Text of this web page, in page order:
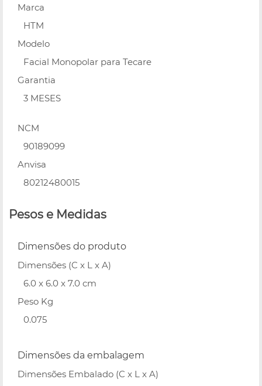
Marca
HTM
Modelo
Facial Monopolar para Tecare
Garantia
3 MESES
NCM
90189099
Anvisa
80212480015
Pesos e Medidas
Dimensões do produto
Dimensões (C x L x A)
6.0 x 6.0 x 7.0 cm
Peso Kg
0.075
Dimensões da embalagem
Dimensões Embalado (C x L x A)